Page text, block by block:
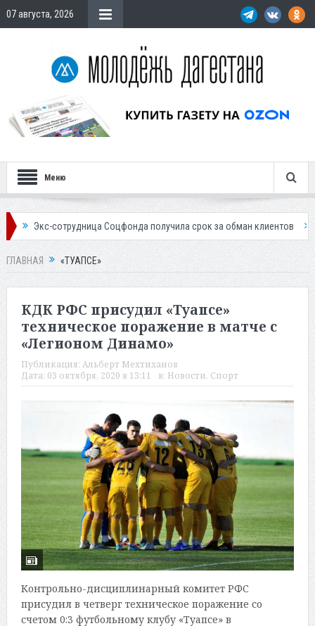
07 августа, 2026
Меню
сотрудница Соцфонда получила срок за обман клиентов Жителей
ГЛАВНАЯ «ТУАПСЕ»
КДК РФС присудил «Туапсе»
техническое поражение в матче с
«Легионом Динамо»
Публикация: Альберт Мехтиханов
Дата: 03 октября, 2020 в 13:11 в: Новости, Спорт
Контрольно-дисциплинарный комитет РФС
присудил в четверг техническое поражение со
счетом 0:3 футбольному клубу «Туапсе» в